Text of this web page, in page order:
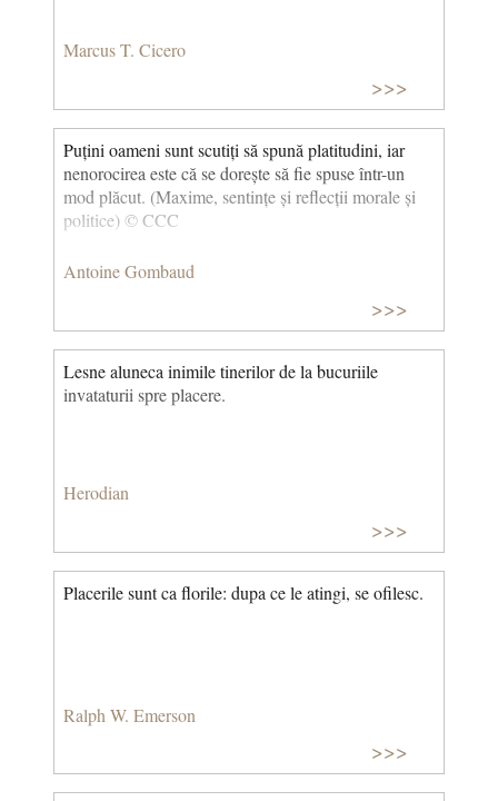
Marcus T. Cicero
>>>
Puțini oameni sunt scutiți să spună platitudini, iar
nenorocirea este că se dorește să fie spuse într-un
mod plăcut. (Maxime, sentințe și reflecții morale și
politice) © CCC
Antoine Gombaud
>>>
Lesne aluneca inimile tinerilor de la bucuriile
invataturii spre placere.
Herodian
>>>
Placerile sunt ca florile: dupa ce le atingi, se ofilesc.
Ralph W. Emerson
>>>